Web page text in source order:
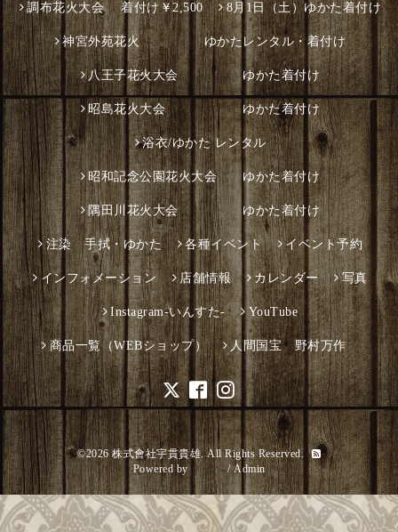
調布花火大会 着付け￥2,500 8月1日（土）ゆかた着付け
神宮外苑花火 ゆかたレンタル・着付け
八王子花火大会 ゆかた着付け
昭島花火大会 ゆかた着付け
浴衣/ゆかた レンタル
昭和記念公園花火大会 ゆかた着付け
隅田川花火大会 ゆかた着付け
注染 手拭・ゆかた 各種イベント イベント予約
インフォメーション 店舗情報 カレンダー 写真
Instagram-いんすた- YouTube
商品一覧（WEBショップ） 人間国宝 野村万作
©2026 株式會社宇貫貴雄. All Rights Reserved.
Powered by グーペ/Admin